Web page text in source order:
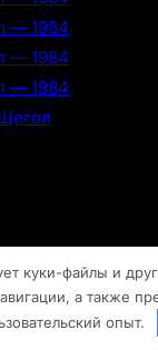
— 1984
— 1984
— 1984
куки-файлы и
а также
опыт.